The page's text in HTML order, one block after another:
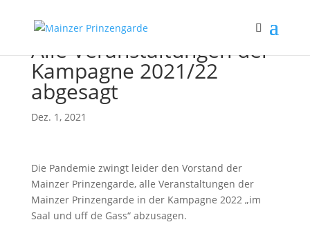
Alle Veranstaltungen der
Kampagne 2021/22
abgesagt
Dez. 1, 2021
Die Pandemie zwingt leider den Vorstand der
Mainzer Prinzengarde, alle Veranstaltungen der
Mainzer Prinzengarde in der Kampagne 2022 „im
Saal und uff de Gass“ abzusagen.